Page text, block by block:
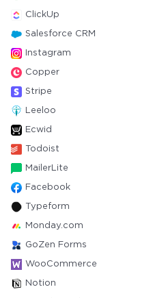
ClickUp
Salesforce CRM
Instagram
Copper
Stripe
Leeloo
Ecwid
Todoist
MailerLite
Facebook
Typeform
Monday.com
GoZen Forms
WooCommerce
Notion